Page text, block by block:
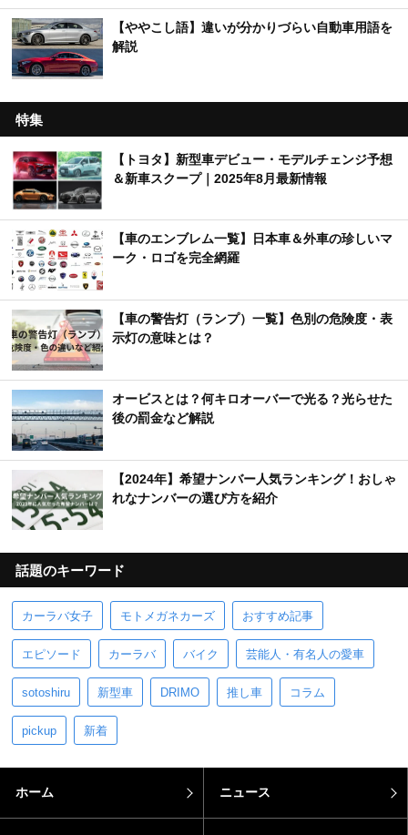
【ややこし語】違いが分かりづらい自動車用語を
解説
特集
【トヨタ】新型車デビュー・モデルチェンジ予想
＆新車スクープ｜2025年8月最新情報
【車のエンブレム一覧】日本車＆外車の珍しいマ
ーク・ロゴを完全網羅
【車の警告灯（ランプ）一覧】色別の危険度・表
示灯の意味とは？
オービスとは？何キロオーバーで光る？光らせた
後の罰金など解説
【2024年】希望ナンバー人気ランキング！おしゃ
れなナンバーの選び方を紹介
話題のキーワード
カーラバ女子 モトメガネカーズ おすすめ記事
エピソード カーラバ バイク 芸能人・有名人の愛車
sotoshiru 新型車 DRIMO 推し車 コラム
pickup 新着
ホーム ニュース